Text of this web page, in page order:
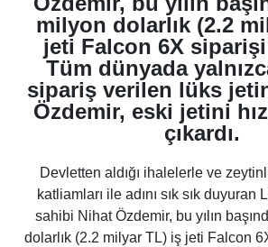
milyon dolarlık (2.2
jeti Falcon 6X
Tüm dünyada
sipariş verilen lüks
Özdemir, eski jetini
çıkardı.
Devletten aldığı ihalelerle ve
katliamları ile adını sık sık duyuran
sahibi Nihat Özdemir, bu yılın
dolarlık (2.2 milyar TL) iş jeti Falcon